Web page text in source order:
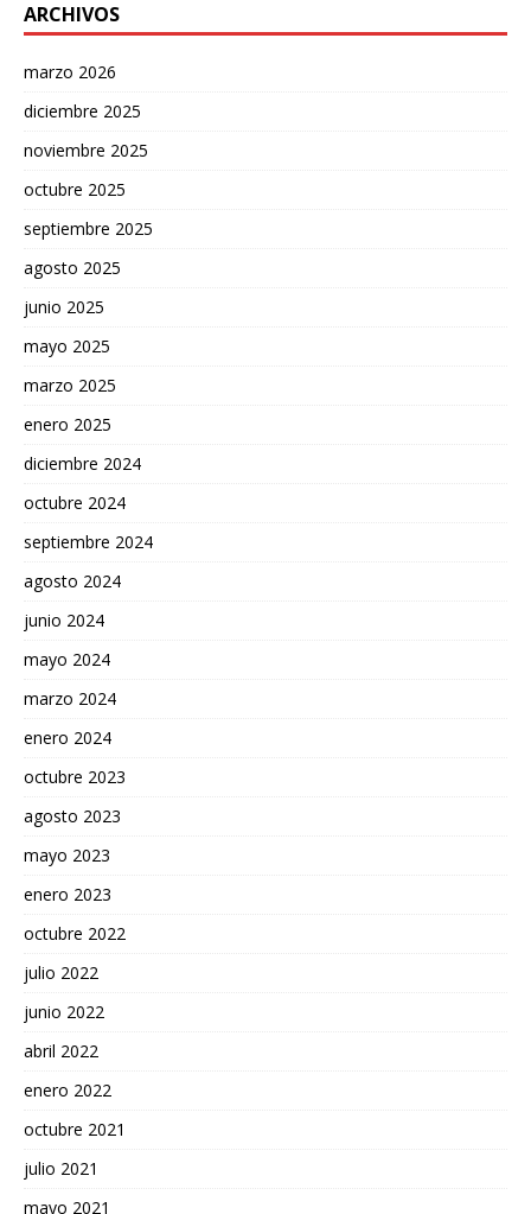
ARCHIVOS
marzo 2026
diciembre 2025
noviembre 2025
octubre 2025
septiembre 2025
agosto 2025
junio 2025
mayo 2025
marzo 2025
enero 2025
diciembre 2024
octubre 2024
septiembre 2024
agosto 2024
junio 2024
mayo 2024
marzo 2024
enero 2024
octubre 2023
agosto 2023
mayo 2023
enero 2023
octubre 2022
julio 2022
junio 2022
abril 2022
enero 2022
octubre 2021
julio 2021
mayo 2021